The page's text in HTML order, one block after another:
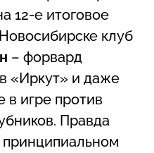
12-е итоговое
клуб
– форвард
«Иркут» и даже
в игре против
Правда